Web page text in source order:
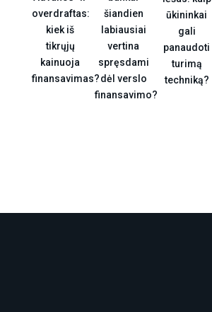
overdraftas:
kiek iš
tikrųjų
kainuoja
finansavimas?
šiandien
labiausiai
vertina
spręsdami
dėl verslo
finansavimo?
ūkininkai
gali
panaudoti
turimą
techniką?